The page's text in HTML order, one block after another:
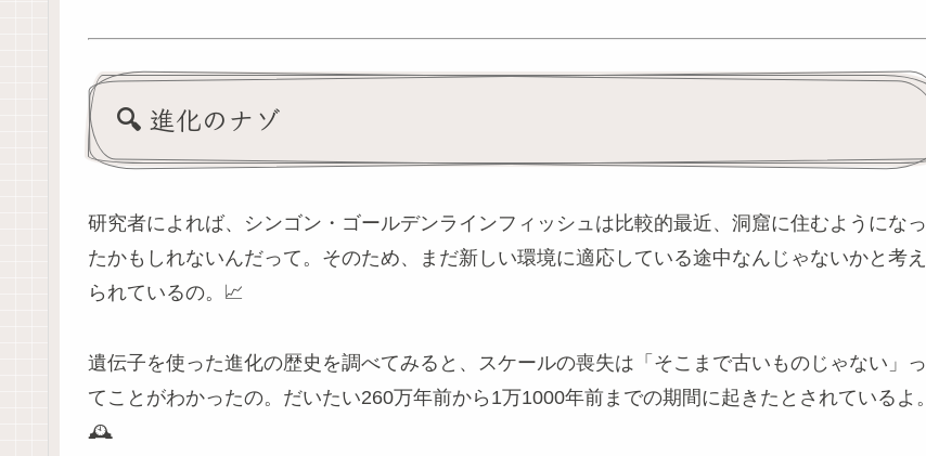
🔍 進化のナゾ
研究者によれば、シンゴン・ゴールデンラインフィッシュは比較的最近、洞窟に住むようになっ
たかもしれないんだって。そのため、まだ新しい環境に適応している途中なんじゃないかと考え
られているの。📈
遺伝子を使った進化の歴史を調べてみると、スケールの喪失は「そこまで古いものじゃない」っ
てことがわかったの。だいたい260万年前から1万1000年前までの期間に起きたとされているよ。
🕰️